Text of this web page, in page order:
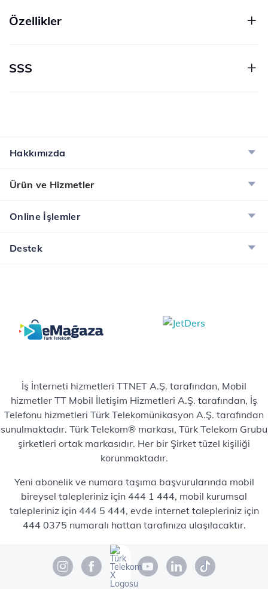
Özellikler
SSS
Hakkımızda
Ürün ve Hizmetler
Online İşlemler
Destek
İş İnterneti hizmetleri TTNET A.Ş. tarafından, Mobil
hizmetler TT Mobil İletişim Hizmetleri A.Ş. tarafından, İş
Telefonu hizmetleri Türk Telekomünikasyon A.Ş. tarafından
sunulmaktadır. Türk Telekom® markası, Türk Telekom Grubu
şirketleri ortak markasıdır. Her bir Şirket tüzel kişiliği
korunmaktadır.
Yeni abonelik ve numara taşıma başvurularında mobil
bireysel talepleriniz için 444 1 444, mobil kurumsal
talepleriniz için 444 5 444, evde internet talepleriniz için
444 0375 numaralı hattan tarafınıza ulaşılacaktır.